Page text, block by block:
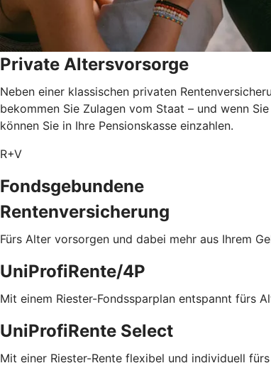
Private Altersvorsorge
Neben einer klassischen privaten
bekommen Sie Zulagen vom Staat – und wenn
können Sie in Ihre Pensionskasse einzahlen.
R+V
Fondsgebundene
Rentenversicherung
Fürs Alter vorsorgen und dabei mehr aus Ihrem
UniProfiRente/4P
Mit einem Riester-Fondssparplan entspannt fürs
UniProfiRente Select
Mit einer Riester-Rente flexibel und individuell